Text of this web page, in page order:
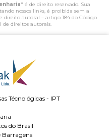
" é de direito reservado. Sua
nossos links, é proibida sem a
direito autoral – artigo 184 do Código
de direitos autorais.
Técnológicas - IPT
do Brasil
Barragens